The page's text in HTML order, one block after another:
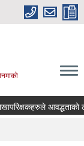
आवद्धताको